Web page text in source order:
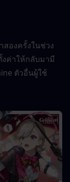
สองครั้งในช่วง
งค่าให้กลับมามี
ตัวอื่นผู้ใช้